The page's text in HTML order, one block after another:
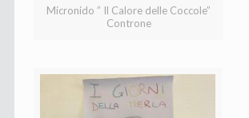
Micronido ” Il Calore delle Coccole”
Controne